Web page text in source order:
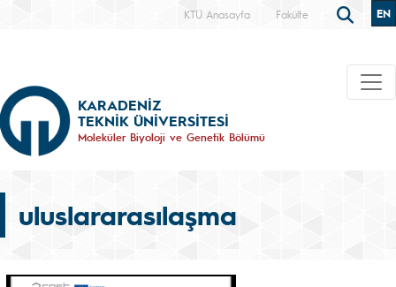
KTÜ Anasayfa Fakülte EN
KARADENİZ
TEKNİK ÜNİVERSİTESİ
Moleküler Biyoloji ve Genetik Bölümü
uluslararasılaşma